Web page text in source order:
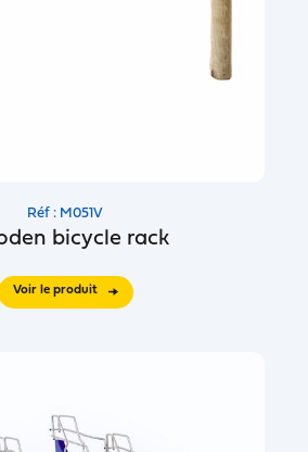
Réf : M051V
bicycle rack
Voir le produit